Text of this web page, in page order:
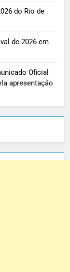
do Rio de
de 2026 em
Oficial
apresentação